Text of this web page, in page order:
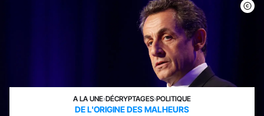
A LA UNE›DÉCRYPTAGES›POLITIQUE
DE L'ORIGINE DES MALHEURS